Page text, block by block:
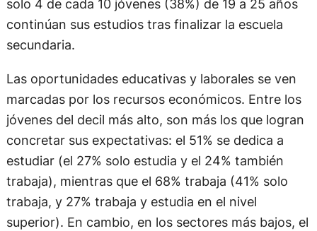
solo 4 de cada 10 jóvenes (38%) de 19 a 25 años
continúan sus estudios tras finalizar la escuela
secundaria.
Las oportunidades educativas y laborales se ven
marcadas por los recursos económicos. Entre los
jóvenes del decil más alto, son más los que logran
concretar sus expectativas: el 51% se dedica a
estudiar (el 27% solo estudia y el 24% también
trabaja), mientras que el 68% trabaja (41% solo
trabaja, y 27% trabaja y estudia en el nivel
superior). En cambio, en los sectores más bajos, el